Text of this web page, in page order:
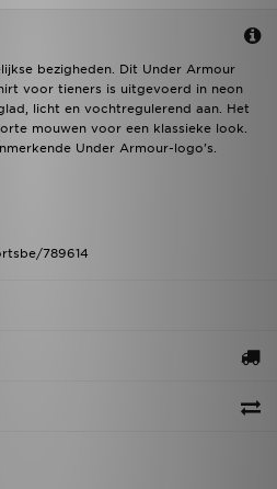
bezigheden. Dit Under Armour
voor tieners is uitgevoerd in neon
licht en vochtregulerend aan. Het
mouwen voor een klassieke look.
Under Armour-logo's.
789614